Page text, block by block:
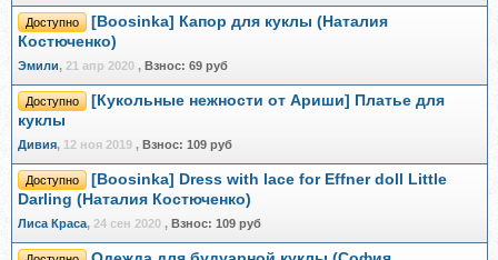
Доступно
[Boosinka] Капор для куклы (Наталия
Костюченко)
Эмили, 21 апр 2020 , Взнос: 69 руб
Доступно
[Кукольные нежности от Ариши] Платье для
куклы
Дивия, 12 ноя 2019 , Взнос: 109 руб
Доступно
[Boosinka] Dress with lace for Effner doll Little
Darling (Наталия Костюченко)
Лиса Краса, 24 сен 2020 , Взнос: 109 руб